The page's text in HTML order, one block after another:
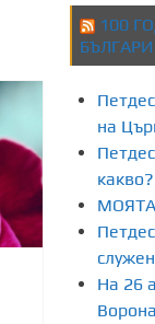
100
на
какво?
На 26